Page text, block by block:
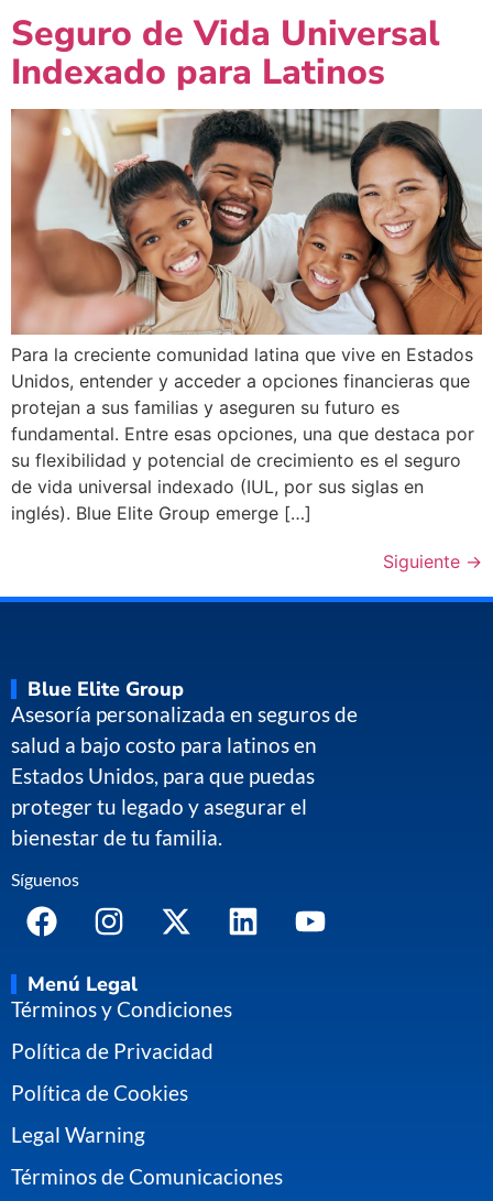
Seguro de Vida Universal
Indexado para Latinos
Para la creciente comunidad latina que vive en Estados
Unidos, entender y acceder a opciones financieras que
protejan a sus familias y aseguren su futuro es
fundamental. Entre esas opciones, una que destaca por
su flexibilidad y potencial de crecimiento es el seguro
de vida universal indexado (IUL, por sus siglas en
inglés). Blue Elite Group emerge […]
Siguiente →
Blue Elite Group
Asesoría personalizada en seguros de
salud a bajo costo para latinos en
Estados Unidos, para que puedas
proteger tu legado y asegurar el
bienestar de tu familia.
Síguenos
Menú Legal
Términos y Condiciones
Política de Privacidad
Política de Cookies
Legal Warning
Términos de Comunicaciones